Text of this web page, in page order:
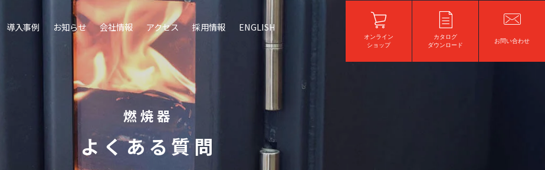
導入事例 お知らせ 会社情報 アクセス 採用情報 ENGLISH
オンライン
ショップ
カタログ
ダウンロード
お問い合わせ
燃焼器
よくある質問